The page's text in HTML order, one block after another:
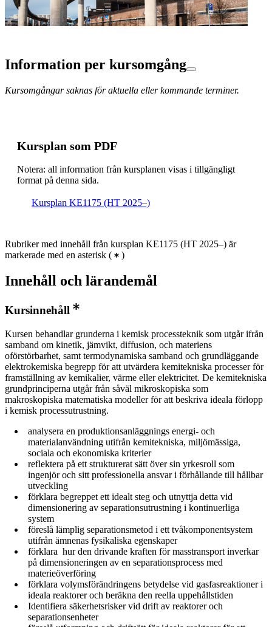
Information per kursomgång
Kursomgångar saknas för aktuella eller kommande terminer.
Kursplan som PDF
Notera: all information från kursplanen visas i tillgängligt
format på denna sida.
Kursplan KE1175 (HT 2025–)
Rubriker med innehåll från kursplan KE1175 (HT 2025–) är
markerade med en asterisk ( )
Innehåll och lärandemål
Kursinnehåll
Kursen behandlar grunderna i kemisk processteknik som utgår ifrån
samband om kinetik, jämvikt, diffusion, och materiens
oförstörbarhet, samt termodynamiska samband och grundläggande
elektrokemiska begrepp för att utvärdera kemitekniska processer för
framställning av kemikalier, värme eller elektricitet. De kemitekniska
grundprinciperna utgår från såväl mikroskopiska som
makroskopiska matematiska modeller för att beskriva ideala förlopp
i kemisk processutrustning.
analysera en produktionsanläggnings energi- och
materialanvändning utifrån kemitekniska, miljömässiga,
sociala och ekonomiska kriterier
reflektera på ett strukturerat sätt över sin yrkesroll som
ingenjör och sitt professionella ansvar i förhållande till hållbar
utveckling
förklara begreppet ett idealt steg och utnyttja detta vid
dimensionering av separationsutrustning i kontinuerliga
system
föreslå lämplig separationsmetod i ett tvåkomponentsystem
utifrån ämnenas fysikaliska egenskaper
förklara hur den drivande kraften för masstransport inverkar
på dimensioneringen av en separationsprocess med
materieöverföring
förklara volymsförändringens betydelse vid gasfasreaktioner i
ideala reaktorer och beräkna den reella uppehållstiden
Identifiera säkerhetsrisker vid drift av reaktorer och
separationsenheter